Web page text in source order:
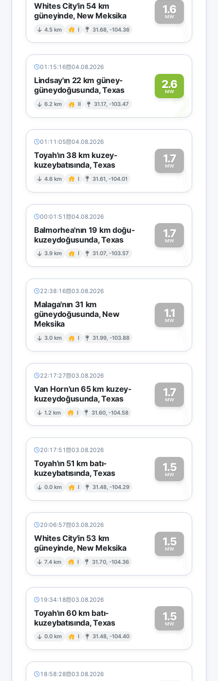
Whites City'in 54 km
güneyinde, New Meksika
4.5 km I 31.68, -104.36
1.6
MW1
01:15:16 04.08.2026
Lindsay'ın 22 km güney-
güneydoğusunda, Texas
6.2 km II 31.17, -103.47
2.6
MW2
01:11:05 04.08.2026
Toyah'ın 38 km kuzey-
kuzeybatısında, Texas
4.6 km I 31.61, -104.01
1.7
MW1
00:01:51 04.08.2026
Balmorhea'nın 19 km doğu-
kuzeydoğusunda, Texas
3.9 km I 31.07, -103.57
1.7
MW1
22:38:16 03.08.2026
Malaga'nın 31 km
güneydoğusunda, New
Meksika
3.0 km I 31.99, -103.88
1.1
MW
1
22:17:27 03.08.2026
Van Horn'un 65 km kuzey-
kuzeydoğusunda, Texas
1.2 km I 31.60, -104.58
1.7
MW1
20:17:51 03.08.2026
Toyah'ın 51 km batı-
kuzeybatısında, Texas
0.0 km I 31.48, -104.29
1.5
MW1
20:06:57 03.08.2026
Whites City'in 53 km
güneyinde, New Meksika
7.4 km I 31.70, -104.36
1.5
MW1
19:34:18 03.08.2026
Toyah'ın 60 km batı-
kuzeybatısında, Texas
0.0 km I 31.48, -104.40
1.5
MW1
18:58:28 03.08.2026